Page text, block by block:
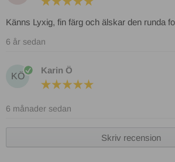
Känns Lyxig, fin färg och älskar den runda
6 år sedan
KÖ
Karin Ö
6 månader sedan
Skriv recension